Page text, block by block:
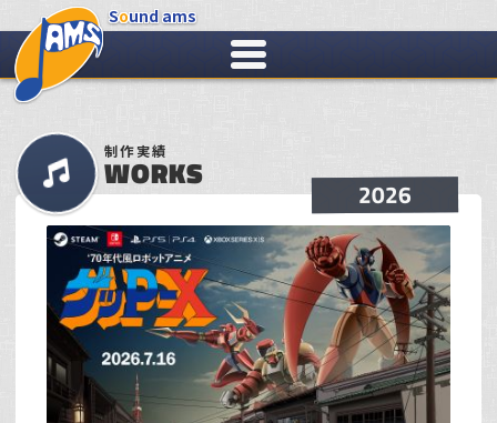
Sound ams
WORKS
制作実績
2026